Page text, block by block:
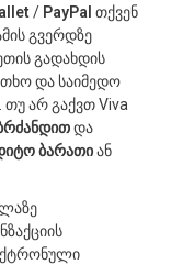
/ PayPal თქვენ
გვერდზე
გადახდის
და საიმედო
თუ არ გაქვთ Viva
და
ბარათიან